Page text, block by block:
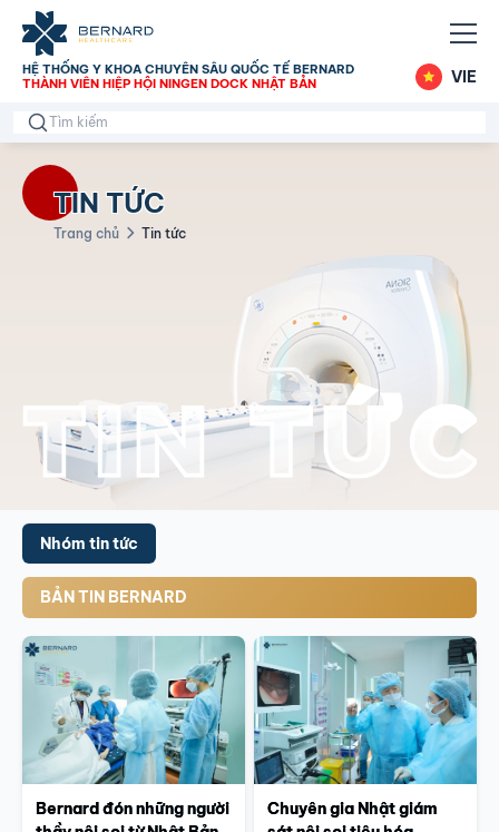
HỆ THỐNG Y KHOA CHUYÊN SÂU QUỐC TẾ BERNARD
THÀNH VIÊN HIỆP HỘI NINGEN DOCK NHẬT BẢN
VIE
TIN TỨC
Trang chủ Tin tức
Nhóm tin tức
BẢN TIN BERNARD
Bernard đón những người
Chuyên gia Nhật giám